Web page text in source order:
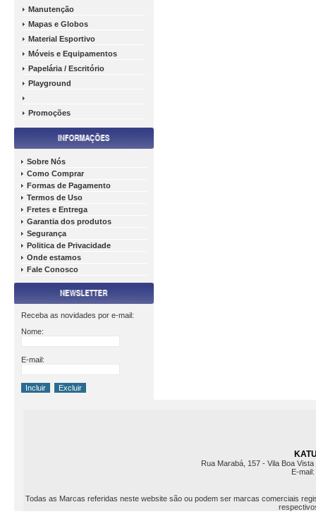
Manutenção
Mapas e Globos
Material Esportivo
Móveis e Equipamentos
Papelária / Escritório
Playground
Promoções
Sobre Nós
Como Comprar
Formas de Pagamento
Termos de Uso
Fretes e Entrega
Garantia dos produtos
Segurança
Politica de Privacidade
Onde estamos
Fale Conosco
Receba as novidades por e-mail:
Nome:
E-mail:
Rua Marabá, 157 - Vila Boa
E-mail:
Todas as Marcas referidas neste website são ou podem ser marcas comerciais